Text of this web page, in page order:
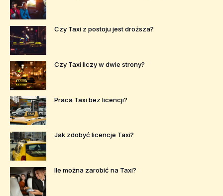
Czy Taxi z postoju jest droższa?
Czy Taxi liczy w dwie strony?
Praca Taxi bez licencji?
Jak zdobyć licencje Taxi?
Ile można zarobić na Taxi?